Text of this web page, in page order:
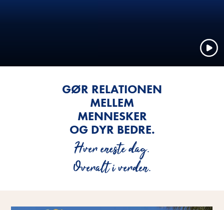
GØR RELATIONEN
MELLEM
MENNESKER
OG DYR BEDRE.
Hver eneste dag.
Overalt i verden.
Få mere at vide